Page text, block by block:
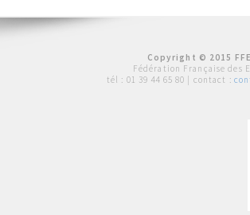
Copyright © 2015
Fédération Française des
tél : 01 39 44 65 80 | contact :